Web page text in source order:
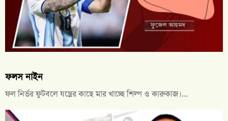
ফলস নাইন
ফল নির্ভর ফুটবলে যন্ত্রের কাছে মার খাচ্ছে শিল্প ও কারুকাজ।...